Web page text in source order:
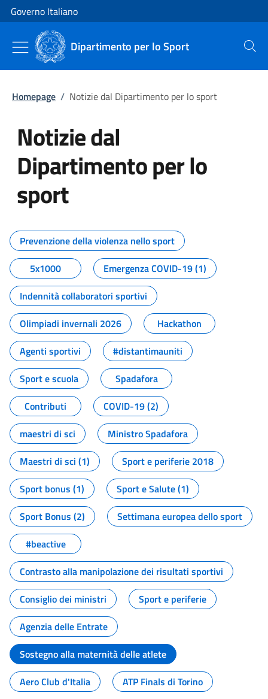
Vai al contenuto
Vai alla navigazione del sito
Governo Italiano
Dipartimento per lo Sport Cerca
Homepage / Notizie dal Dipartimento per lo sport
Notizie dal
Dipartimento per lo
sport
Tutti i contenuti della pagina
Prevenzione della violenza nello sport
5x1000
Emergenza COVID-19 (1)
Indennità collaboratori sportivi
Olimpiadi invernali 2026
Hackathon
Agenti sportivi
#distantimauniti
Sport e scuola
Spadafora
Contributi
COVID-19 (2)
maestri di sci
Ministro Spadafora
Maestri di sci (1)
Sport e periferie 2018
Sport bonus (1)
Sport e Salute (1)
Sport Bonus (2)
Settimana europea dello sport
#beactive
Contrasto alla manipolazione dei risultati sportivi
Consiglio dei ministri
Sport e periferie
Agenzia delle Entrate
Sostegno alla maternità delle atlete
Aero Club d'Italia
ATP Finals di Torino